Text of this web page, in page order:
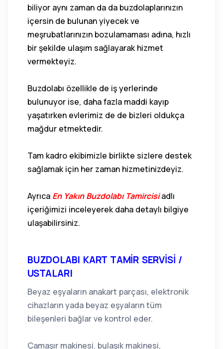
biliyor aynı zaman da da buzdolaplarınızın
içersin de bulunan yiyecek ve
meşrubatlarınızın bozulamaması adına, hızlı
bir şekilde ulaşım sağlayarak hizmet
vermekteyiz.
Buzdolabı özellikle de iş yerlerinde
bulunuyor ise, daha fazla maddi kayıp
yaşatırken evlerimiz de de bizleri oldukça
mağdur etmektedir.
Tam kadro ekibimizle birlikte sizlere destek
sağlamak için her zaman hizmetinizdeyiz.
Ayrıca En Yakın Buzdolabı Tamircisiadlı
içeriğimizi inceleyerek daha detaylı bilgiye
ulaşabilirsiniz.
BUZDOLABI KART TAMİR SERVİSİ /
USTALARI
Beyaz eşyaların anakart parçası, elektronik
cihazların yada beyaz eşyaların tüm
bileşenleri bağlar ve kontrol eder.
Çamaşır makinesi, bulaşık makinesi,